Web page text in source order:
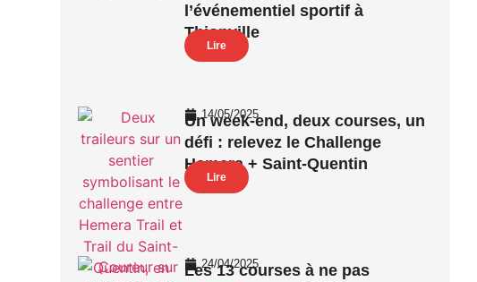
l’événementiel sportif à
Thionville
Lire
14/05/2025
Un week-end, deux courses, un
défi : relevez le Challenge
Hemera + Saint-Quentin
Lire
24/04/2025
Les 13 courses à ne pas